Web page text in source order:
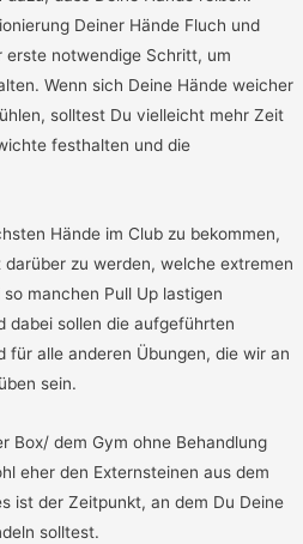
Deiner Hände Fluch und
erste notwendige Schritt, um
Wenn sich Deine Hände weicher
solltest Du vielleicht mehr Zeit
festhalten und die
Hände im Club zu bekommen,
zu werden, welche extremen
manchen Pull Up lastigen
dabei sollen die aufgeführten
für alle anderen Übungen, die wir an
sein.
Box/ dem Gym ohne Behandlung
eher den Externsteinen aus dem
ist der Zeitpunkt, an dem Du Deine
solltest.